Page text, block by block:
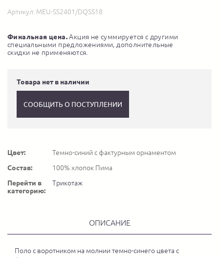
Артикул: MEU-SS2401/DQSS18
Финальная цена.Акция не суммируется с другими
специальными предложениями, дополнительные
скидки не применяются.
Товара нет в наличии
СООБЩИТЬ О ПОСТУПЛЕНИИ
Цвет:
Темно-синий с фактурным орнаментом
Состав:
100% хлопок Пима
Перейти в
категорию:
Трикотаж
ОПИСАНИЕ
Поло с воротником на молнии темно-синего цвета с